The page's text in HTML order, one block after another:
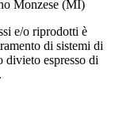
Monzese (MI)
e/o riprodotti è
di sistemi di
divieto espresso di